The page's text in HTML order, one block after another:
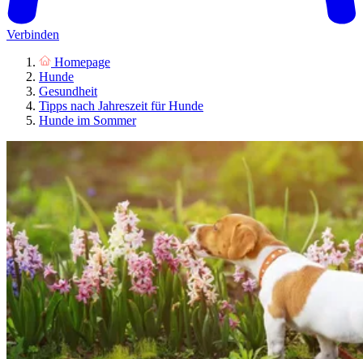
Verbinden
Homepage
Hunde
Gesundheit
Tipps nach Jahreszeit für Hunde
Hunde im Sommer